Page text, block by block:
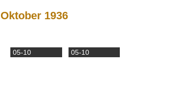
Oktober 1936
05-10 05-10